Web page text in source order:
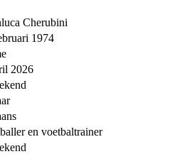
Cherubini
1974
2026
en voetbaltrainer